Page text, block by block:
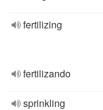
fertilizing
fertilizando
sprinkling